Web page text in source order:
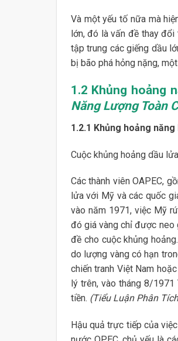
Và một yếu tố nữa mà
lớn, đó là vấn đề thay
tập trung các giếng dầu
bị bão phá hỏng nặng,
1.2 Khủng hoảng
Năng Lượng Toàn
1.2.1 Khủng hoảng năng
Cuộc khủng hoảng dầu
Các thành viên OAPEC,
lửa với Mỹ và các quốc
vào năm 1971, việc Mỹ
đó giá vàng chỉ được neo
đề cho cuộc khủng
do lượng vàng có hạn
chiến tranh Việt Nam
lý trên, vào tháng 8/
tiền. (Tiểu Luận Phân
Hậu quả trực tiếp của